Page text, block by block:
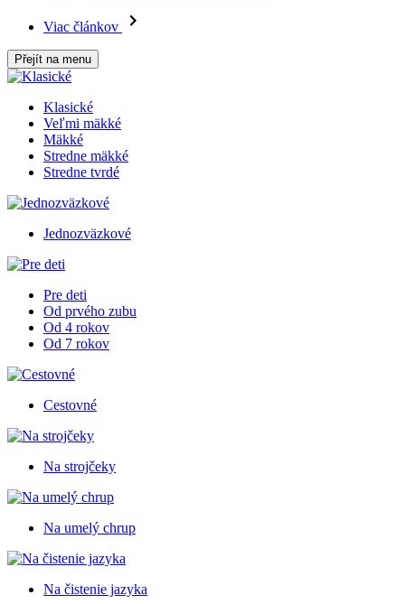
Viac článkov
Přejít na menu
Klasické
Veľmi mäkké
Mäkké
Stredne mäkké
Stredne tvrdé
Jednozväzkové
Pre deti
Od prvého zubu
Od 4 rokov
Od 7 rokov
Cestovné
Na strojčeky
Na umelý chrup
Na čistenie jazyka